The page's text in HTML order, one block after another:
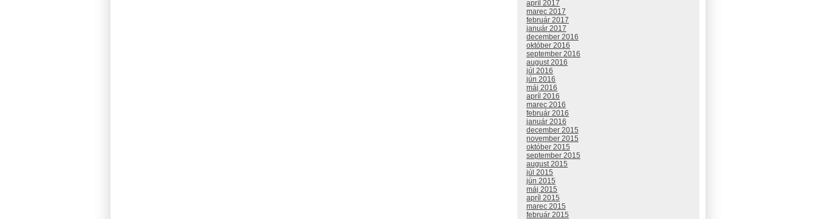
apríl 2017
marec 2017
február 2017
január 2017
december 2016
október 2016
september 2016
august 2016
júl 2016
jún 2016
máj 2016
apríl 2016
marec 2016
február 2016
január 2016
december 2015
november 2015
október 2015
september 2015
august 2015
júl 2015
jún 2015
máj 2015
apríl 2015
marec 2015
február 2015